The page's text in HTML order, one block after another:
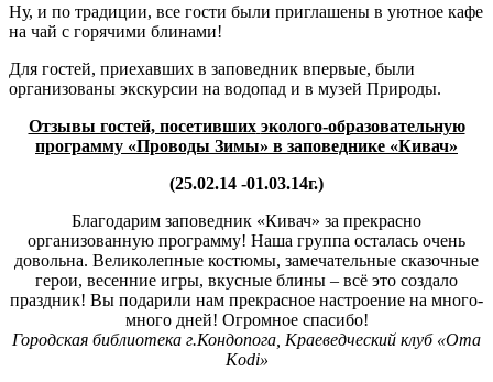
Ну, и по традиции, все гости были приглашены в уютное кафе
на чай с горячими блинами!
Для гостей, приехавших в заповедник впервые, были
организованы экскурсии на водопад и в музей Природы.
Отзывы гостей, посетивших эколого-образовательную
программу «Проводы Зимы» в заповеднике «Кивач»
(25.02.14 -01.03.14г.)
Благодарим заповедник «Кивач» за прекрасно
организованную программу! Наша группа осталась очень
довольна. Великолепные костюмы, замечательные сказочные
герои, весенние игры, вкусные блины – всё это создало
праздник! Вы подарили нам прекрасное настроение на много-
много дней! Огромное спасибо!
Городская библиотека г.Кондопога, Краеведческий клуб «Oma
Kodi»